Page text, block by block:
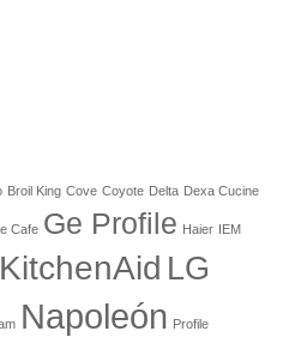
Broil King Cove Coyote Delta Dexa Cucine
Cafe Ge Profile Haier IEM
KitchenAid LG
Napoleón Profile